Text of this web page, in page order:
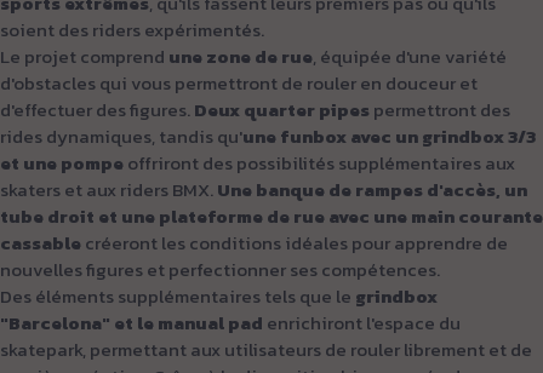
soient des riders expérimentés.
Le projet comprend une zone de rue, équipée d'une variété
d'obstacles qui vous permettront de rouler en douceur et
d'effectuer des figures.Deux quarter pipes permettront des
rides dynamiques, tandis qu'une funbox avec un grindbox 3/3
et une pompeoffriront des possibilités supplémentaires aux
skaters et aux riders BMX.Une banque de rampes d'accès, un
tube droit et une plateforme de rue avec une main courante
cassablecréeront les conditions idéales pour apprendre de
nouvelles figures et perfectionner ses compétences.
Des éléments supplémentaires tels que le grindbox
"Barcelona" et le manual pad enrichiront l'espace du
skatepark, permettant aux utilisateurs de rouler librement et de